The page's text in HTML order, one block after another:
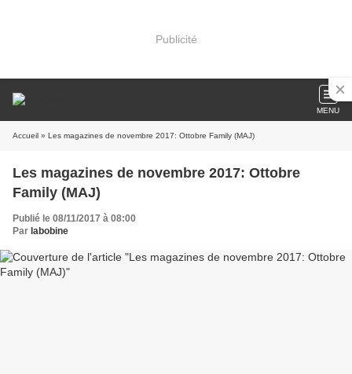
Publicité
MENU
Accueil » Les magazines de novembre 2017: Ottobre Family (MAJ)
Les magazines de novembre 2017: Ottobre
Family (MAJ)
Publié le 08/11/2017 à 08:00
Par labobine